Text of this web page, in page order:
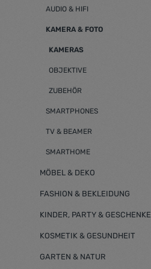
AUDIO & HIFI
KAMERA & FOTO
KAMERAS
OBJEKTIVE
ZUBEHÖR
SMARTPHONES
TV & BEAMER
SMARTHOME
MÖBEL & DEKO
FASHION & BEKLEIDUNG
KINDER, PARTY & GESCHENKE
KOSMETIK & GESUNDHEIT
GARTEN & NATUR